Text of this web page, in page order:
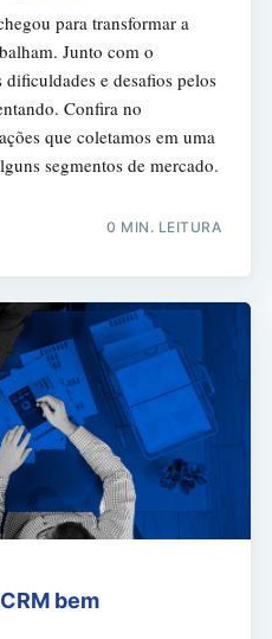
para transformar a
Junto com o
e desafios pelos
Confira no
que coletamos em uma
segmentos de mercado.
0 MIN. LEITURA
bem